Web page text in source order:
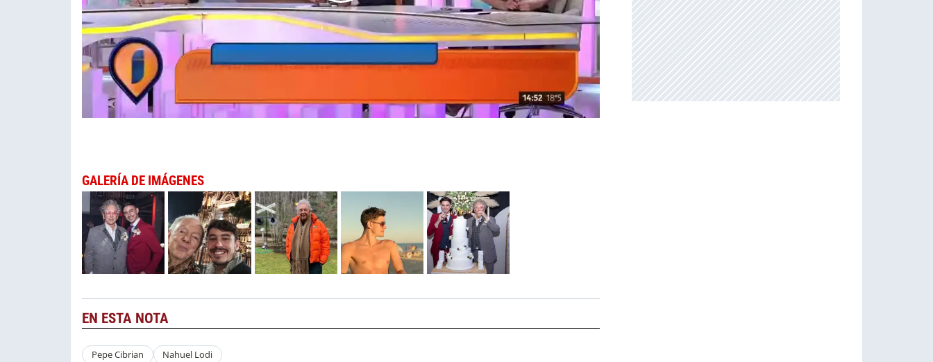
GALERÍA DE IMÁGENES
EN ESTA NOTA
Pepe Cibrian Nahuel Lodi